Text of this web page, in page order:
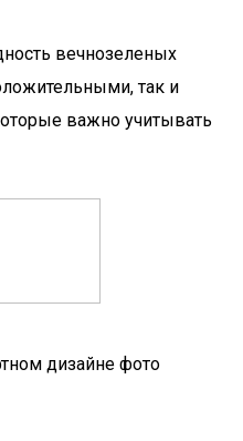
вечнозеленых
так и
важно учитывать
дизайне фото